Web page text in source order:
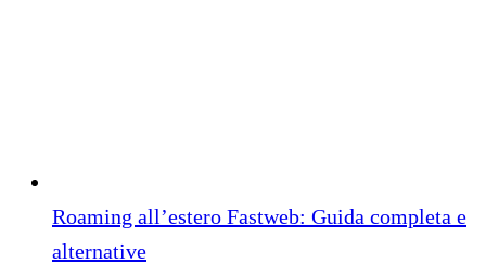
Roaming all’estero Fastweb: Guida completa e
alternative